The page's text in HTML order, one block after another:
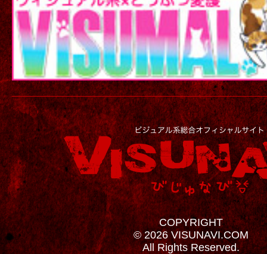
COPYRIGHT
© 2026 VISUNAVI.COM
All Rights Reserved.